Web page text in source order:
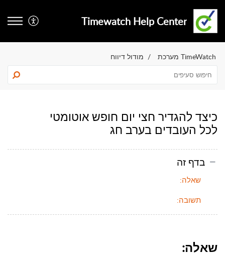
Timewatch Help Center
TimeWatch מערכת מודול דיווח
כיצד להגדיר חצי יום חופש אוטומטי
לכל העובדים בערב חג
בדף זה
שאלה:
תשובה:
שאלה: